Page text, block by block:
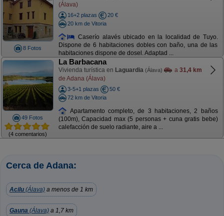
8 Fotos
(Álava)
16+2 plazas
20 €
20 km de Vitoria
Caserío alavés ubicado en la localidad de Tuyo.
Dispone de 6 habitaciones dobles con baño, una de las
habitaciones dispone de dosel. Adaptad ...
49 Fotos
(4 comentarios)
La Barbacana
Vivienda turística en Laguardia (Álava) a 31,4 km
de Adana (Álava)
3-5+1 plazas
50 €
72 km de Vitoria
Apartamento completo, de 3 habitaciones, 2 baños
(100m), Capacidad max (5 personas + cuna gratis bebe)
calefacción de suelo radiante, aire a ...
Cerca de Adana:
Acilu (Álava) a menos de 1 km
Gauna (Álava) a 1,7 km